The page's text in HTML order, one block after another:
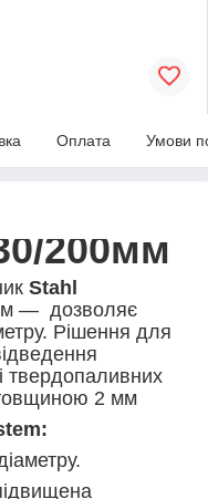
Оплата Умови
200мм
Stahl
— дозволяє
Рішення для
твердопаливних
товщиною 2 мм